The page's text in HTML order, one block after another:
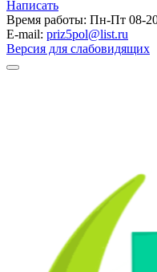
Написать
Время работы: Пн-Пт 08-
E-mail: priz5pol@list.ru
Версия для слабовидящих